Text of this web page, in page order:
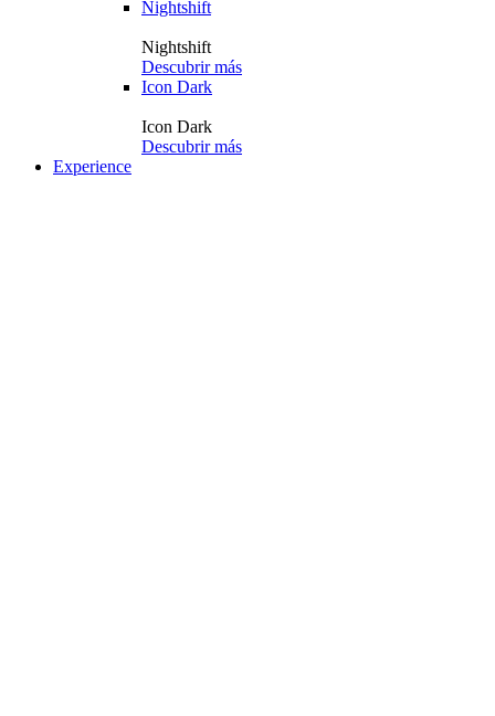
Nightshift
Nightshift
Descubrir más
Icon Dark
Icon Dark
Descubrir más
Experience